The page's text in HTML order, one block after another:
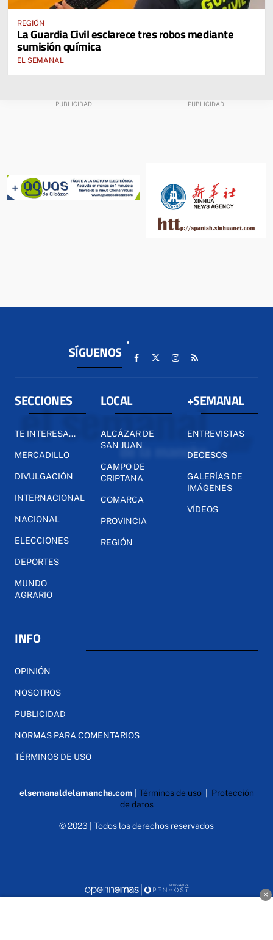
REGIÓN
La Guardia Civil esclarece tres robos mediante
sumisión química
EL SEMANAL
SÍGUENOS
SECCIONES
TE INTERESA...
MERCADILLO
DIVULGACIÓN
INTERNACIONAL
NACIONAL
ELECCIONES
DEPORTES
MUNDO
AGRARIO
LOCAL
ALCÁZAR DE
SAN JUAN
CAMPO DE
CRIPTANA
COMARCA
PROVINCIA
REGIÓN
+SEMANAL
ENTREVISTAS
DECESOS
GALERÍAS DE
IMÁGENES
VÍDEOS
INFO
OPINIÓN
NOSOTROS
PUBLICIDAD
NORMAS PARA COMENTARIOS
TÉRMINOS DE USO
elsemanaldelamancha.com Términos de uso| Protección
de datos
© 2023 | Todos los derechos reservados
×